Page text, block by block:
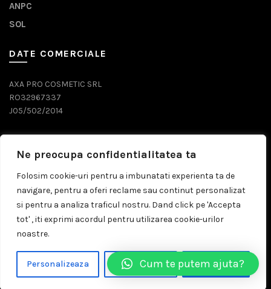
Ne preocupa confidentialitatea ta
Folosim cookie-uri pentru a imbunatati experienta ta de
navigare, pentru a oferi reclame sau continut personalizat
si pentru a analiza traficul nostru. Dand click pe 'Accepta
tot' , iti exprimi acordul pentru utilizarea cookie-urilor
noastre.
Personalizeaza Respinge Tot Accepta Tot
ANPC
SOL
DATE COMERCIALE
AXA PRO COSMETIC SRL
RO32967337
J05/502/2014
0743 071 579
comenzi@prosalon.ro
Prosalon.ro | Distribuitor Cosmetice Profesionale
Timisoara
. All rights reserved
Cum te putem ajuta?